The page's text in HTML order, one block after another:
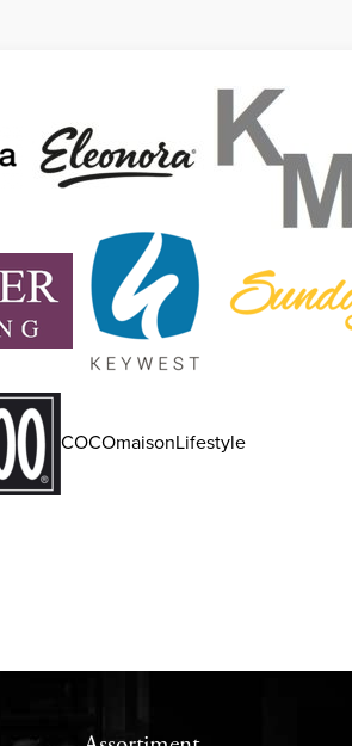
COCOmaisonLifestyle